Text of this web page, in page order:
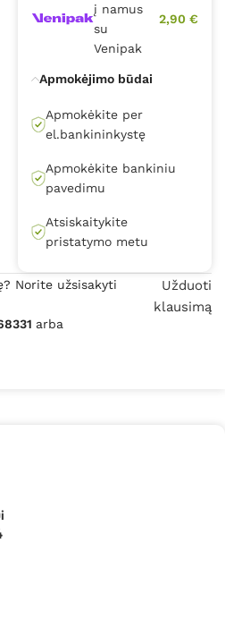
į namus
su
Venipak
2,90 €
Apmokėjimo būdai
Apmokėkite per
el.bankininkystę
Apmokėkite bankiniu
pavedimu
Atsiskaitykite
pristatymo metu
Norite užsisakyti
arba
Užduoti
klausimą